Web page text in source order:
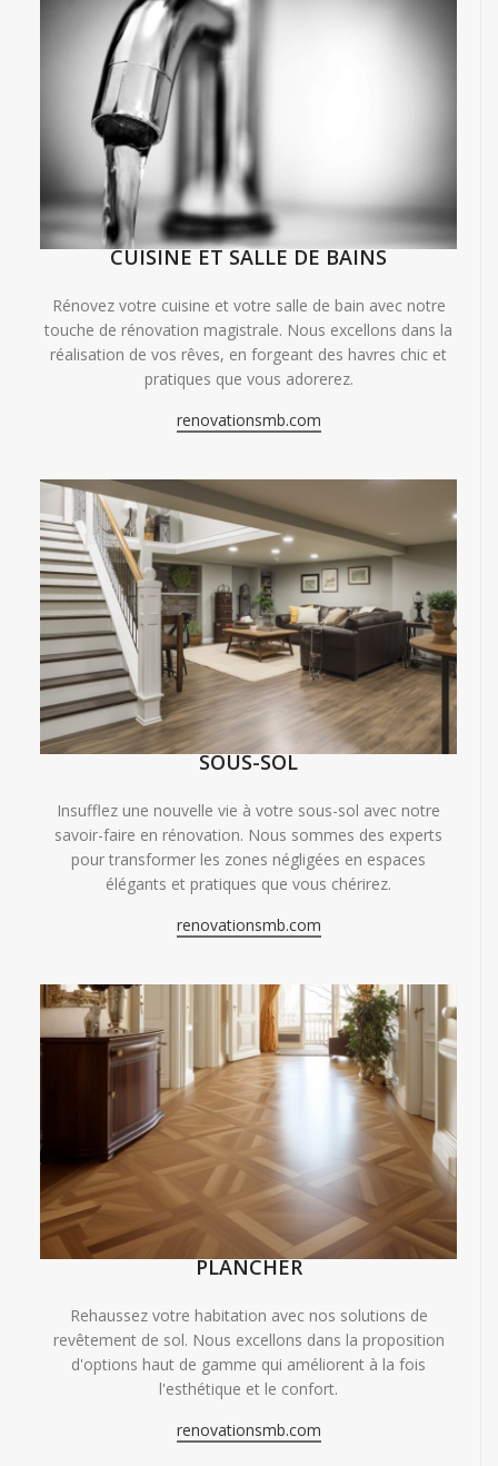
CUISINE ET SALLE DE BAINS
Rénovez votre cuisine et votre salle de bain avec notre
touche de rénovation magistrale. Nous excellons dans la
réalisation de vos rêves, en forgeant des havres chic et
pratiques que vous adorerez.
renovationsmb.com
SOUS-SOL
Insufflez une nouvelle vie à votre sous-sol avec notre
savoir-faire en rénovation. Nous sommes des experts
pour transformer les zones négligées en espaces
élégants et pratiques que vous chérirez.
renovationsmb.com
PLANCHER
Rehaussez votre habitation avec nos solutions de
revêtement de sol. Nous excellons dans la proposition
d'options haut de gamme qui améliorent à la fois
l'esthétique et le confort.
renovationsmb.com